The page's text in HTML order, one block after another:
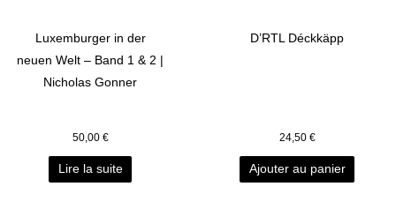
Luxemburger in der
neuen Welt – Band 1 & 2 |
Nicholas Gonner
50,00 €
Lire la suite
D’RTL Déckkäpp
24,50 €
Ajouter au panier